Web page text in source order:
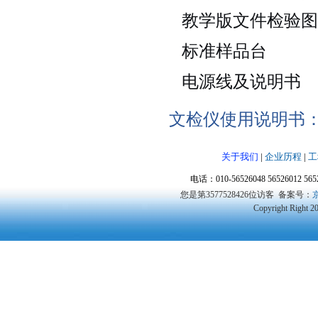
教学版文件检验
标准样品台
电源线及说明书
文检仪使用说明书
关于我们 | 企业历程 |
电话：010-56526048 56526012
您是第3577528426位访客 备案号：
Copyright Right